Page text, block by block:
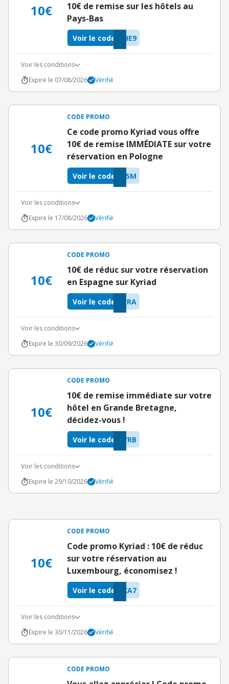
10€
10€ de remise sur les hôtels au
Pays-Bas
HE9
Voir le code
Voir les conditions
Expire le 07/08/2026
Vérifié
10€
CODE PROMO
Ce code promo Kyriad vous offre
10€ de remise IMMÉDIATE sur votre
réservation en Pologne
T5M
Voir le code
Voir les conditions
Expire le 17/08/2026
Vérifié
10€
CODE PROMO
10€ de réduc sur votre réservation
en Espagne sur Kyriad
TRA
Voir le code
Voir les conditions
Expire le 30/09/2026
Vérifié
10€
CODE PROMO
10€ de remise immédiate sur votre
hôtel en Grande Bretagne,
décidez-vous !
YRB
Voir le code
Voir les conditions
Expire le 29/10/2026
Vérifié
10€
CODE PROMO
Code promo Kyriad : 10€ de réduc
sur votre réservation au
Luxembourg, économisez !
XA7
Voir le code
Voir les conditions
Expire le 30/11/2026
Vérifié
CODE PROMO